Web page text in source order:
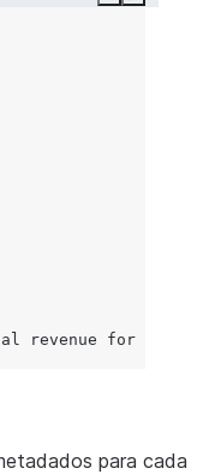
revenue for 2025?"
para cada